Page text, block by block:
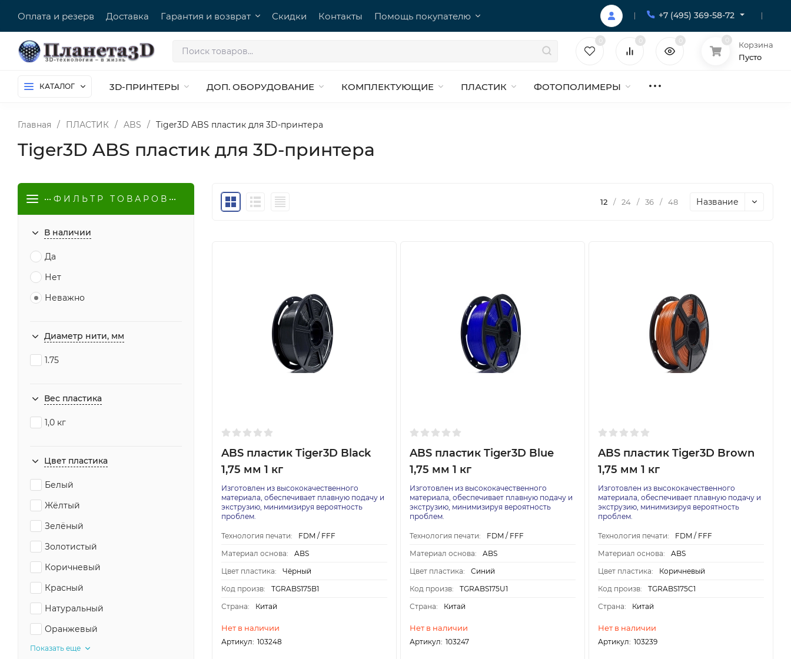
Оплата и резерв Доставка Гарантия и возврат Скидки Контакты Помощь покупателю +7 (495) 369-58-72
Корзина
Пусто
КАТАЛОГ 3D-ПРИНТЕРЫ ДОП. ОБОРУДОВАНИЕ КОМПЛЕКТУЮЩИЕ ПЛАСТИК ФОТОПОЛИМЕРЫ
Главная / ПЛАСТИК / ABS / Tiger3D ABS пластик для 3D-принтера
Tiger3D ABS пластик для 3D-принтера
••• Ф И Л Ь Т Р Т О В А Р О В •••
В наличии
Да
Нет
Неважно
Диаметр нити, мм
1.75
Вес пластика
1,0 кг
Цвет пластика
Белый
Жёлтый
Зелёный
Золотистый
Коричневый
Красный
Натуральный
Оранжевый
Показать еще
12 / 24 / 36 / 48 Название
ABS пластик Tiger3D Black
1,75 мм 1 кг
Изготовлен из высококачественного
материала, обеспечивает плавную подачу и
экструзию, минимизируя вероятность
проблем.
Технология печати:
FDM / FFF
Материал основа:
ABS
Цвет пластика:
Чёрный
Код произв:
TGRABS175B1
Страна:
Китай
Нет в наличии
Артикул: 103248
ABS пластик Tiger3D Blue
1,75 мм 1 кг
Изготовлен из высококачественного
материала, обеспечивает плавную подачу и
экструзию, минимизируя вероятность
проблем.
Технология печати:
FDM / FFF
Материал основа:
ABS
Цвет пластика:
Синий
Код произв:
TGRABS175U1
Страна:
Китай
Нет в наличии
Артикул: 103247
ABS пластик Tiger3D Brown
1,75 мм 1 кг
Изготовлен из высококачественного
материала, обеспечивает плавную подачу и
экструзию, минимизируя вероятность
проблем.
Технология печати:
FDM / FFF
Материал основа:
ABS
Цвет пластика:
Коричневый
Код произв:
TGRABS175C1
Страна:
Китай
Нет в наличии
Артикул: 103239